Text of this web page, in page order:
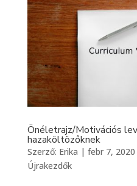
Önéletrajz/Motivációs
hazaköltözőknek
Szerző: Erika | febr 7, 2020
Újrakezdők